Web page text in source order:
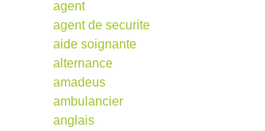
agent
agent de securite
aide soignante
alternance
amadeus
ambulancier
anglais